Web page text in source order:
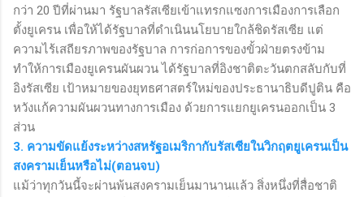
กว่า 20 ปีที่ผ่านมา รัฐบาลรัสเซียเข้าแทรกแซงการเมืองการเลือก
ตั้งยูเครน เพื่อให้ได้รัฐบาลที่ดำเนินนโยบายใกล้ชิดรัสเซีย แต่
ความไร้เสถียรภาพของรัฐบาล การก่อการของขั้วฝ่ายตรงข้าม
ทำให้การเมืองยูเครนผันผวน ได้รัฐบาลที่อิงชาติตะวันตกสลับกับที่
อิงรัสเซีย เป้าหมายของยุทธศาสตร์ใหม่ของประธานาธิบดีปูติน คือ
หวังแก้ความผันผวนทางการเมือง ด้วยการแยกยูเครนออกเป็น 3
ส่วน
3. ความขัดแย้งระหว่างสหรัฐอเมริกากับรัสเซียในวิกฤตยูเครนเป็น
สงครามเย็นหรือไม่(ตอนจบ)
แม้ว่าทุกวันนี้จะผ่านพ้นสงครามเย็นมานานแล้ว สิ่งหนึ่งที่สื่อชาติ